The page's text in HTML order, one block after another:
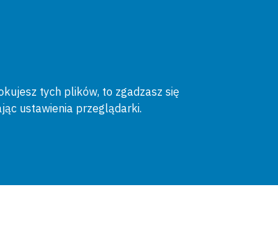
tych plików, to zgadzasz się
ustawienia przeglądarki.